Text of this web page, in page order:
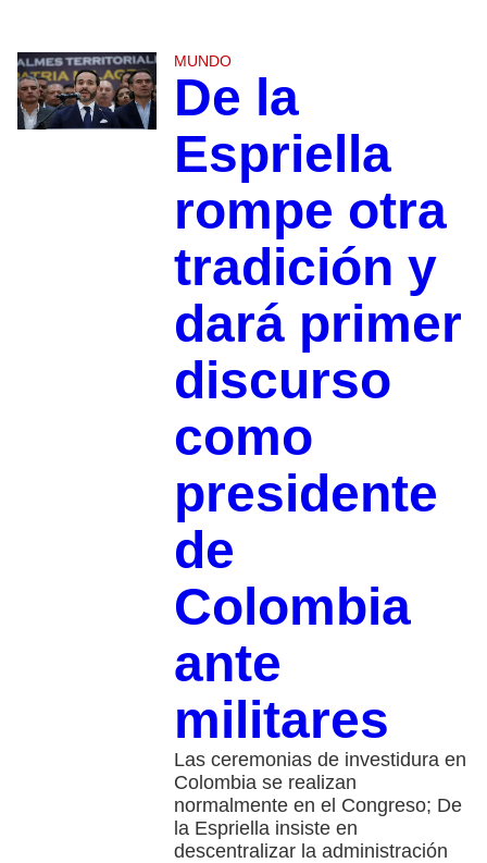
MUNDO
De la
Espriella
rompe otra
tradición y
dará primer
discurso
como
presidente
de
Colombia
ante
militares
Las ceremonias de investidura en
Colombia se realizan
normalmente en el Congreso; De
la Espriella insiste en
descentralizar la administración